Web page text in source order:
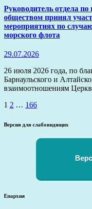
Руководитель отдела
обществом принял
мероприятиях по
морского флота
29.07.2026
26 июля 2026 года, по
Барнаульского и
взаимоотношениям
Пагинация
записей
1 2 … 166
Версия для слабовидящих
Епархия